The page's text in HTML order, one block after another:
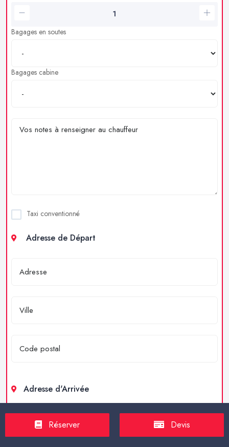
Bagages en soutes
Bagages cabine
Taxi conventionné
Adresse de Départ
Adresse d'Arrivée
Réserver Devis